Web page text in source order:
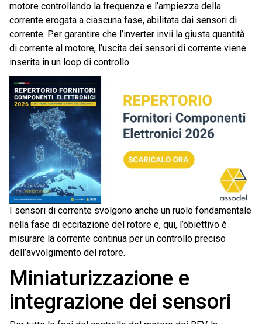
motore controllando la frequenza e l’ampiezza della
corrente erogata a ciascuna fase, abilitata dai sensori di
corrente. Per garantire che l’inverter invii la giusta quantità
di corrente al motore, l’uscita dei sensori di corrente viene
inserita in un loop di controllo.
I sensori di corrente svolgono anche un ruolo fondamentale
nella fase di eccitazione del rotore e, qui, l’obiettivo è
misurare la corrente continua per un controllo preciso
dell’avvolgimento del rotore.
Miniaturizzazione e
integrazione dei sensori